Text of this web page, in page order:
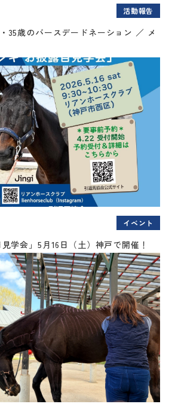
活動報告
35歳のバースデードネーション ／ メ
イベント
見学会」5月16日（土）神戸で開催！